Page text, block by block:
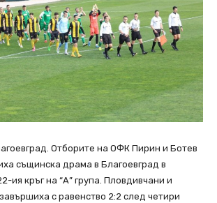
Отборите на OФК Пирин и Ботев
същинска драма в Благоевград в
ия кръг на “А” група. Пловдивчани и
с равенство 2:2 след четири